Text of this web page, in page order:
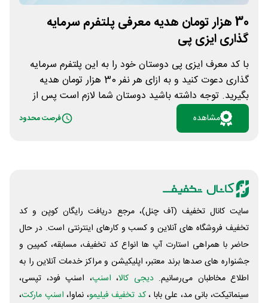
30 هزار تومان هدیه معرفی پلتفرم سرمایه
گذاری ایزی پی
با کد معرف ایزی پی دوستان خود را به این پلتفرم سرمایه
گذاری دعوت کنید و به ازای هر نفر 30 هزار تومان هدیه
بگیرید. توجه داشته باشید دوستان شما لازم است پس از
عضویت، احراز هویت خود را کامل نمایند تا هدیه برای شما
واریز شود. همچنین در صورتی که دوستانتان با مبلغ بالای 10
به مدت 3 ماه شما کاربر طلایی خواهید شد و سقف برداشت
از حسابتان به 500 میلیون تومان افزایش خواهد یافت و
20% نسبت به قبل کارمزد کمتری برای معاملات خرید و
فروش پرداخت خواهید نمود. اگر هنوز عضو این مجموعه
نشده اید می‌توانید از کد معرف PJ8PRL استفاده هنگام
ایجاد حساب کاربری استفاده نمایید. جهت ورود به پلتفرم
سرمایه گذاری ایزی پی روی «مشاهده» کلیک کنید.
مشاهده فرصت محدود
سایت کانال تخفیف (آف چنل)، مرجع دریافت رایگان کوپن و کد
تخفیف فروشگاه های آنلاین و کسب و‌ کارهای اینترنتی است. در حال
حاضر با همراهی استارت آپ ها انواع کد تخفیف، مسابقه، کمپین و
جشنواره های صدها برند معتبر، اپلیکیشن و مراکز خدمات آنلاین را به
اطلاع مخاطبان می‌رسانیم. دیجی کالا، اسنپ، اسنپ فود، تپسی،
سینماتیکت، بانی مد، علی‌ بابا ،کد تخفیف فیلیمو، نماوا، اسنپ مارکت،